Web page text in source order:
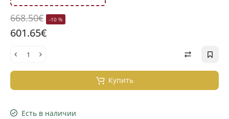
668.50€ -10 %
601.65€
Купить
Есть в наличии